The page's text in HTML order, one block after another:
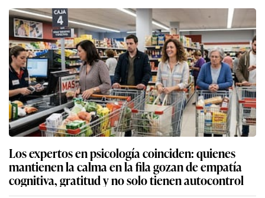
Los expertos en psicología coinciden: quienes
mantienen la calma en la fila gozan de empatía
cognitiva, gratitud y no solo tienen autocontrol